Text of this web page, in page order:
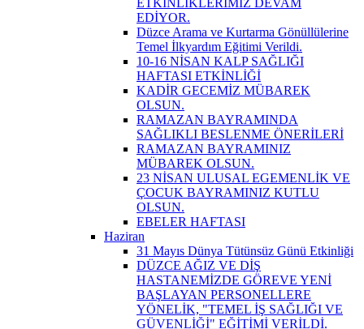
EDİYOR.
Düzce Arama ve Kurtarma Gönüllülerine
Temel İlkyardım Eğitimi Verildi.
10-16 NİSAN KALP SAĞLIĞI
HAFTASI ETKİNLİĞİ
KADİR GECEMİZ MÜBAREK
OLSUN.
RAMAZAN BAYRAMINDA
SAĞLIKLI BESLENME ÖNERİLERİ
RAMAZAN BAYRAMINIZ
MÜBAREK OLSUN.
23 NİSAN ULUSAL EGEMENLİK VE
ÇOCUK BAYRAMINIZ KUTLU
OLSUN.
EBELER HAFTASI
Haziran
31 Mayıs Dünya Tütünsüz Günü Etkinliği
DÜZCE AĞIZ VE DİŞ
HASTANEMİZDE GÖREVE YENİ
BAŞLAYAN PERSONELLERE
YÖNELİK, "TEMEL İŞ SAĞLIĞI VE
GÜVENLİĞİ" EĞİTİMİ VERİLDİ.